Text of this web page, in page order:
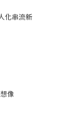
化串流新
像